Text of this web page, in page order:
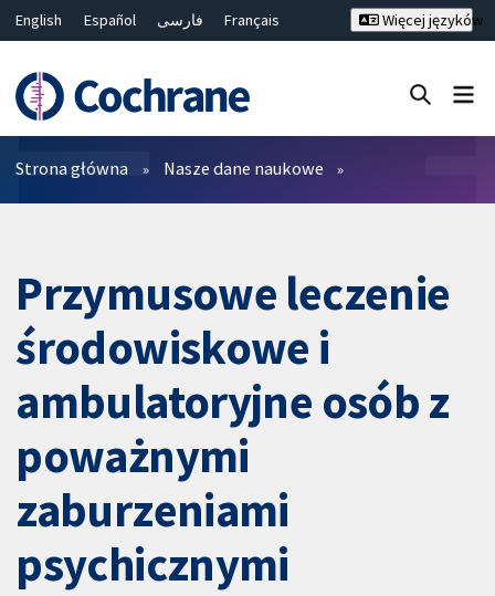
English Español فارسی
Français
Bahasa Malaysia
ไทย
繁體中文
简体中文
Więcej języków
Filtry
Strona główna Nasze dane naukowe
Przymusowe leczenie
środowiskowe i
ambulatoryjne osób z
poważnymi
zaburzeniami
psychicznymi